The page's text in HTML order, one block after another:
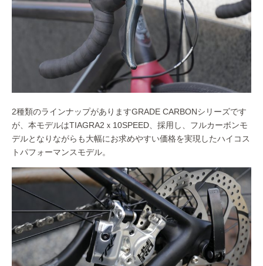
2種類のラインナップがありますGRADE CARBONシリーズです
が、本モデルはTIAGRA2ｘ10SPEED、採用し、フルカーボンモ
デルとなりながらも大幅にお求めやすい価格を実現したハイコス
トパフォーマンスモデル。